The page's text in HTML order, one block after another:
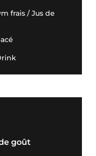
frais / Jus de
goût